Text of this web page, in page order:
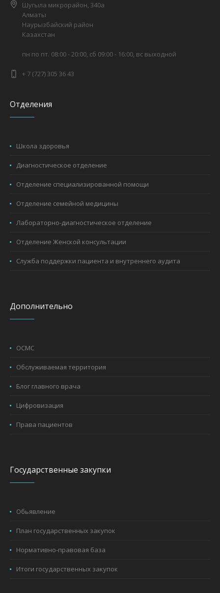
Шугыла микрорайон, 340а
Алматы
Наурызбайский район
Казахстан
пн по пт. 08:00 - 20:00, сб 09:00 - 16:00, вс выходной
+ 7 (727) 305 36 43
Отделения
Школа здоровья
Диагностическое отделение
Отделение специализированной помощи
Отделение семейной медицины
Лабораторно-диагностическое отделение
Отделение Женской консультации
Служба поддержки пациента и внутреннего аудита
Дополнительно
ОСМС
Обслуживаемая территория
Блог главного врача
Цифровизация
Права пациентов
Государственные закупки
Обьявление
План государственных закупок
Нормативно-правовая база
Итоги государственных закупок